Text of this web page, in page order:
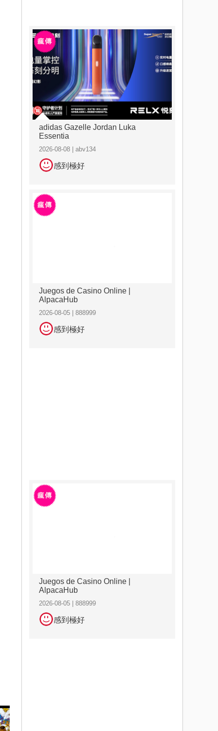
adidas Gazelle Jordan Luka
Essentia
2026-08-08 | abv134
感到極好
Juegos de Casino Online |
AlpacaHub
2026-08-05 | 888999
感到極好
Juegos de Casino Online |
AlpacaHub
2026-08-05 | 888999
感到極好